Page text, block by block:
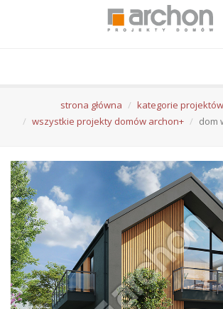
strona główna
kategorie
wszystkie projekty domów archon+
dom